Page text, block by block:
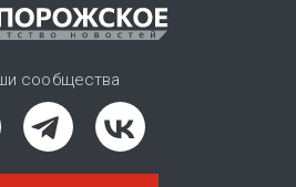
сообщества